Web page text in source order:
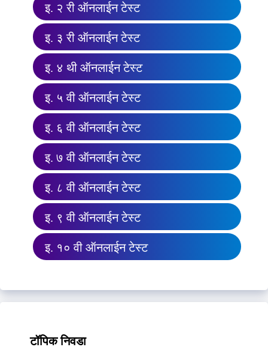
इ. २ री ऑनलाईन टेस्ट
इ. ३ री ऑनलाईन टेस्ट
इ. ४ थी ऑनलाईन टेस्ट
इ. ५ वी ऑनलाईन टेस्ट
इ. ६ वी ऑनलाईन टेस्ट
इ. ७ वी ऑनलाईन टेस्ट
इ. ८ वी ऑनलाईन टेस्ट
इ. ९ वी ऑनलाईन टेस्ट
इ. १० वी ऑनलाईन टेस्ट
टॉपिक निवडा